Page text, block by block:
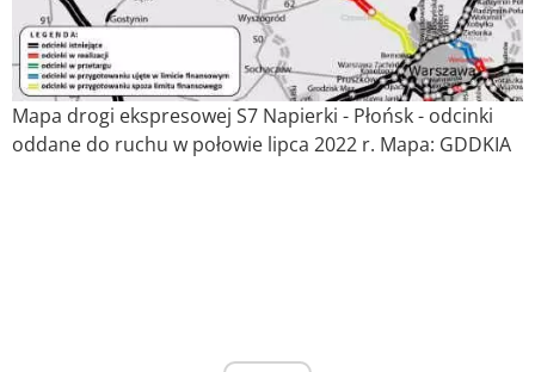
Mapa drogi ekspresowej S7 Napierki - Płońsk - odcinki
oddane do ruchu w połowie lipca 2022 r. Mapa: GDDKIA